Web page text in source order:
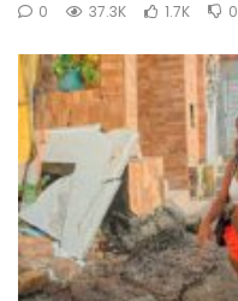
0
37.3K 1.7K 0